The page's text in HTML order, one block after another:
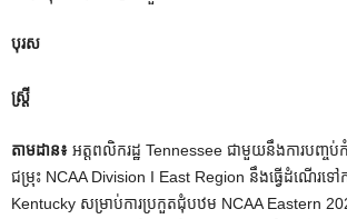
បុរស
ស្ត្រី
តាមដាន៖ អត្តពលិករដ្ឋ Tennessee ជាមួយនឹងការបញ្ច
ជម្រុះ NCAA Division I East Region នឹងធ្វើដំណើរទៅ
Kentucky សម្រាប់ការប្រកួតជុំបឋម NCAA Eastern